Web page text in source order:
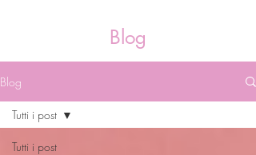
Blog
Blog
Tutti i post
Tutti i post